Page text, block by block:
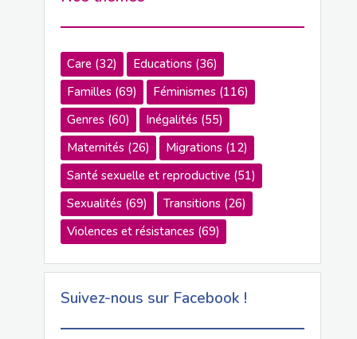
Care(32) Educations(36)
Familles(69) Féminismes(116)
Genres(60) Inégalités(55)
Maternités(26) Migrations(12)
Santé sexuelle et reproductive(51)
Sexualités(69) Transitions(26)
Violences et résistances(69)
Suivez-nous sur Facebook !